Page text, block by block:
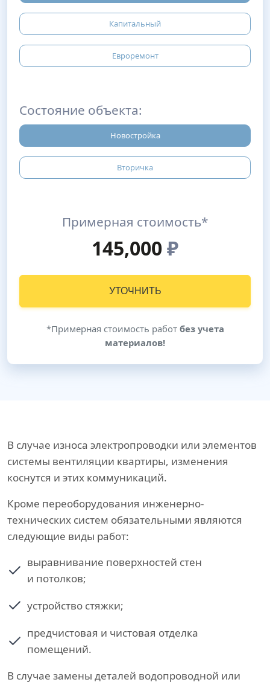
Капитальный
Евроремонт
Состояние объекта:
Новостройка
Вторичка
Примерная стоимость*
145,000₽
УТОЧНИТЬ
*Примерная стоимость работ без учета
материалов!
В случае износа электропроводки или элементов
системы вентиляции квартиры, изменения
коснутся и этих коммуникаций.
Кроме переоборудования инженерно-
технических систем обязательными являются
следующие виды работ:
выравнивание поверхностей стен
и потолков;
устройство стяжки;
предчистовая и чистовая отделка
помещений.
В случае замены деталей водопроводной или